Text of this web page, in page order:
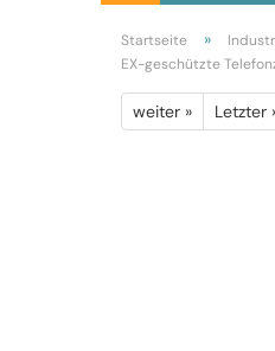
Startseite »
EX-geschützte
weiter » Letzter